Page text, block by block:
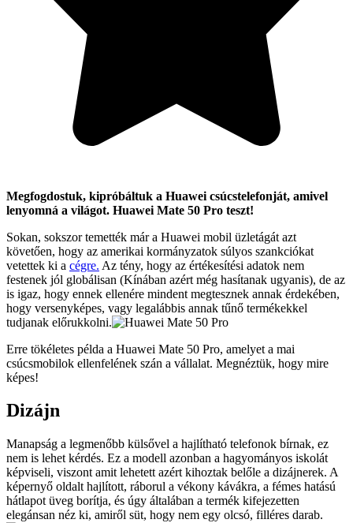
Megfogdostuk, kipróbáltuk a Huawei csúcstelefonját, amivel
lenyomná a világot. Huawei Mate 50 Pro teszt!
Sokan, sokszor temették már a Huawei mobil üzletágát azt
követően, hogy az amerikai kormányzatok súlyos szankciókat
vetettek ki a cégre. Az tény, hogy az értékesítési adatok nem
festenek jól globálisan (Kínában azért még hasítanak ugyanis), de az
is igaz, hogy ennek ellenére mindent megtesznek annak érdekében,
hogy versenyképes, vagy legalábbis annak tűnő termékekkel
tudjanak előrukkolni.
Erre tökéletes példa a Huawei Mate 50 Pro, amelyet a mai
csúcsmobilok ellenfelének szán a vállalat. Megnéztük, hogy mire
képes!
Dizájn
Manapság a legmenőbb külsővel a hajlítható telefonok bírnak, ez
nem is lehet kérdés. Ez a modell azonban a hagyományos iskolát
képviseli, viszont amit lehetett azért kihoztak belőle a dizájnerek. A
képernyő oldalt hajlított, ráborul a vékony kávákra, a fémes hatású
hátlapot üveg borítja, és úgy általában a termék kifejezetten
elegánsan néz ki, amiről süt, hogy nem egy olcsó, filléres darab.